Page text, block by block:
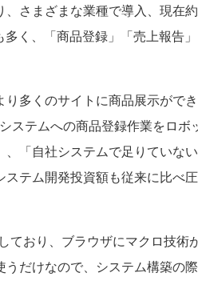
さまざまな業種で導入、現在約
く、「商品登録」「売上報告」
多くのサイトに商品展示ができ
ステムへの商品登録作業をロボ
、「自社システムで足りていない
テム開発投資額も従来に比べ圧
ており、ブラウザにマクロ技術
だけなので、システム構築の際